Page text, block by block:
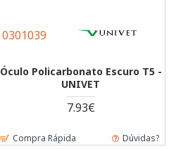
0301039
Óculo Policarbonato Escuro T5 -
UNIVET
7.93€
Compra Rápida Dúvidas?